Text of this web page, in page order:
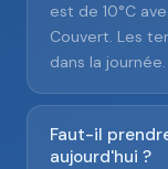
est de 10°C
Couvert. Les
dans la journée.
Faut-il
aujourd'hui ?